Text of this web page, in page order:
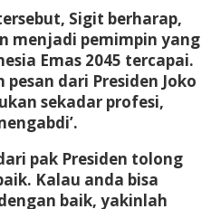
Sigit berharap,
menjadi pemimpin yang
Emas 2045 tercapai.
dari Presiden Joko
sekadar profesi,
pak Presiden tolong
Kalau anda bisa
baik, yakinlah